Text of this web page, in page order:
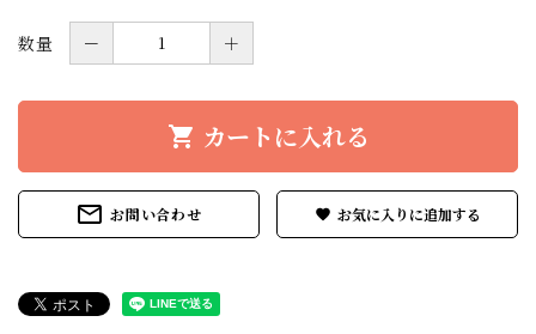
数量 － ＋
shopping_cart カートに入れる
mail_outline お問い合わせ favorite